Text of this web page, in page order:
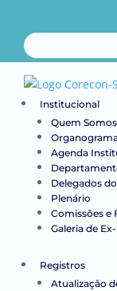
Institucional
Quem Somos
Agenda
Delegados
Plenário
Comissões e
Galeria de
Registros
Atualização